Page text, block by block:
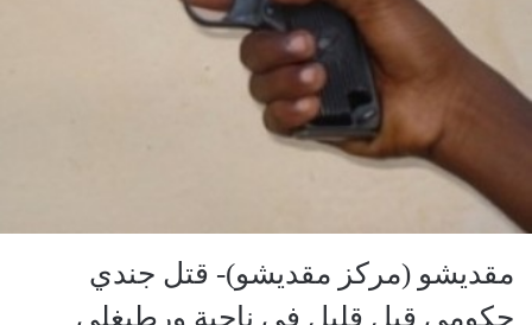
مقديشو (مركز مقديشو)- قتل جندي
حكومي قبل قليل في ناحية ورطيغلى